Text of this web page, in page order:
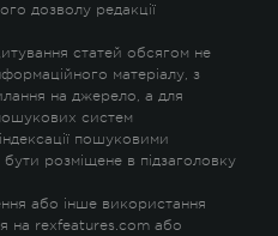
дозволу редакції
статей обсягом не
матеріалу, з
на джерело, а для
систем
пошуковими
розміщене в підзаголовку
або інше використання
на rexfeatures.com або